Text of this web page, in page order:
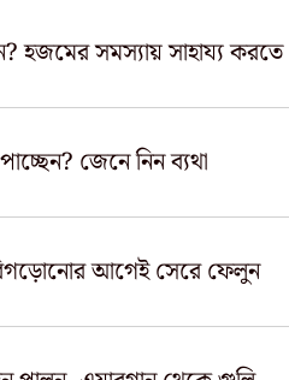
হজমের সমস্যায় সাহায্য করতে
জেনে নিন ব্যথা
আগেই সেরে ফেলুন